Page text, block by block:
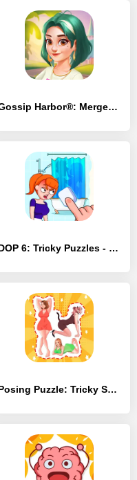
Gossip Harbor®: Merge & Story - [MOD Бесконечные монеты]
DOP 6: Tricky Puzzles - [MOD Бесконечные монеты]
Posing Puzzle: Tricky Stories - [MOD Бесконечные монеты]